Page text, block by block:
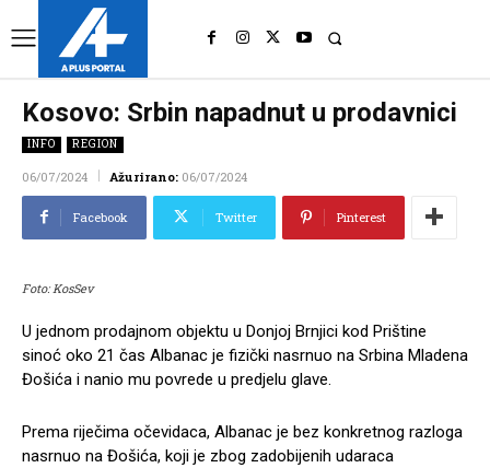
Kosovo: Srbin napadnut u prodavnici
INFO REGION
06/07/2024 Ažurirano: 06/07/2024
Facebook Twitter Pinterest
Foto: KosSev
U jednom prodajnom objektu u Donjoj Brnjici kod Prištine
sinoć oko 21 čas Albanac je fizički nasrnuo na Srbina Mladena
Đošića i nanio mu povrede u predjelu glave.
Prema riječima očevidaca, Albanac je bez konkretnog razloga
nasrnuo na Đošića, koji je zbog zadobijenih udaraca